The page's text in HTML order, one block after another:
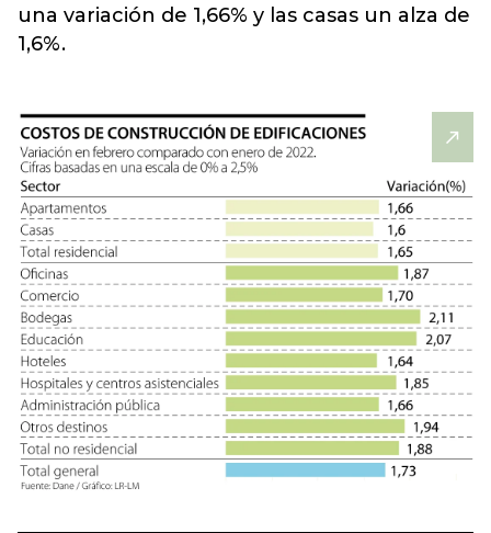
una variación de 1,66% y las casas un alza de
1,6%.